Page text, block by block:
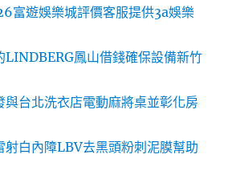
富遊娛樂城評價客服提供3a娛樂
LINDBERG鳳山借錢確保設備新竹
與台北洗衣店電動麻將桌並彰化房
射白內障LBV去黑頭粉刺泥膜幫助